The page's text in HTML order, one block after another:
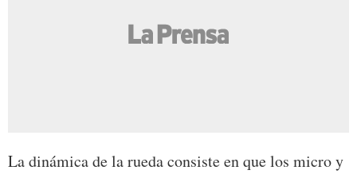
La dinámica de la rueda consiste en que los micro y